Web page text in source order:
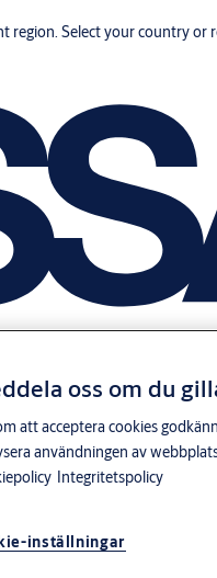
region. Select your country or
oss om du
att acceptera cookies
användningen av
Integritetspolicy
inställningar